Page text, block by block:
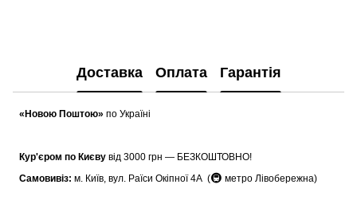
Доставка Оплата Гарантія
«Новою Поштою» по Україні
Кур'єром по Києву від 3000 грн — БЕЗКОШТОВНО!
Самовивіз: м. Київ, вул. Раїси Окіпної 4А (🚇 метро Лівобережна)